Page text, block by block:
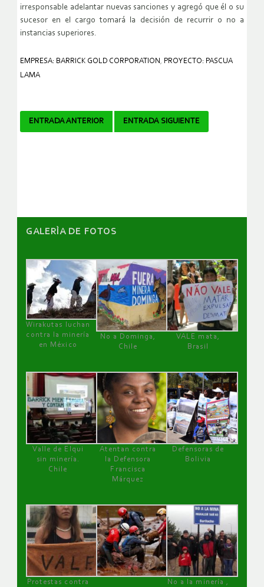
irresponsable adelantar nuevas sanciones y agregó que él o su
sucesor en el cargo tomará la decisión de recurrir o no a
instancias superiores.
EMPRESA: BARRICK GOLD CORPORATION , PROYECTO: PASCUA
LAMA
Navegador
ENTRADA ANTERIOR ENTRADA SIGUIENTE
GALERÌA DE FOTOS
Wirakutas luchan
contra la minería
en México
No a Dominga,
Chile
VALE mata,
Brasil
Valle de Elqui
sin minería.
Chile
Atentan contra
la Defensora
Francisca
Márquez
Defensoras de
Bolivia
Protestas contra
No a la minería ,